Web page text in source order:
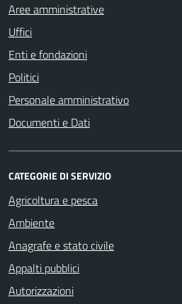
Aree amministrative
Uffici
Enti e fondazioni
Politici
Personale amministrativo
Documenti e Dati
CATEGORIE DI SERVIZIO
Agricoltura e pesca
Ambiente
Anagrafe e stato civile
Appalti pubblici
Autorizzazioni